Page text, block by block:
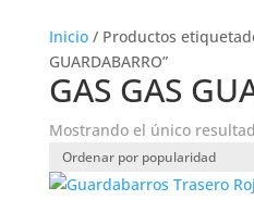
Inicio/ Productos
GUARDABARRO”
GAS GAS
Mostrando el único